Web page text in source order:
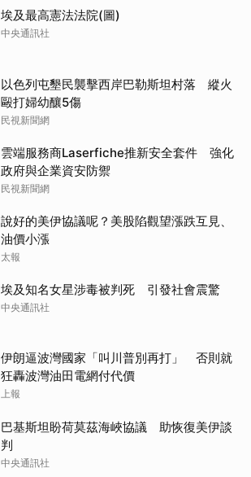
埃及最高憲法法院(圖)
中央通訊社
以色列屯墾民襲擊西岸巴勒斯坦村落 縱火
毆打婦幼釀5傷
民視新聞網
雲端服務商Laserfiche推新安全套件 強化
政府與企業資安防禦
民視新聞網
說好的美伊協議呢？美股陷觀望漲跌互見、
油價小漲
太報
埃及知名女星涉毒被判死 引發社會震驚
中央通訊社
伊朗逼波灣國家「叫川普別再打」 否則就
狂轟波灣油田電網付代價
上報
巴基斯坦盼荷莫茲海峽協議 助恢復美伊談
判
中央通訊社